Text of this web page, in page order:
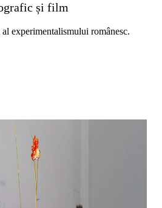
și film
experimentalismului românesc.